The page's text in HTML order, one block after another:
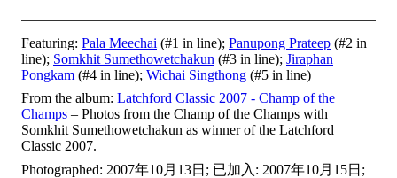
Featuring: Pala Meechai (#1 in line); Panupong Prateep (#2 in
line); Somkhit Sumethowetchakun (#3 in line); Jiraphan
Pongkam (#4 in line); Wichai Singthong (#5 in line)
From the album: Latchford Classic 2007 - Champ of the
Champs – Photos from the Champ of the Champs with
Somkhit Sumethowetchakun as winner of the Latchford
Classic 2007.
Photographed: 2007年10月13日; 已加入: 2007年10月15日;